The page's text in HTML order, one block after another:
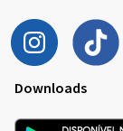
Downloads